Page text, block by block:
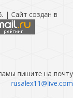
. | Сайт создан в
пишите на почту
rusalex11@live.com